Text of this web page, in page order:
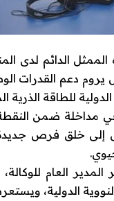
الدائم لدى
دعم القدرات
الدولية للطاقة الذرية
ضمن النقطة
إلى خلق فرص جديدة
العام للوكالة،
الدولية،